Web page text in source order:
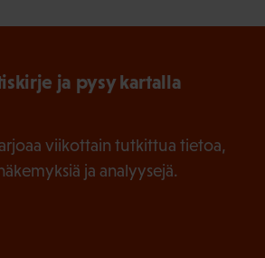
ja pysy kartalla
viikottain tutkittua tietoa,
ja analyysejä.